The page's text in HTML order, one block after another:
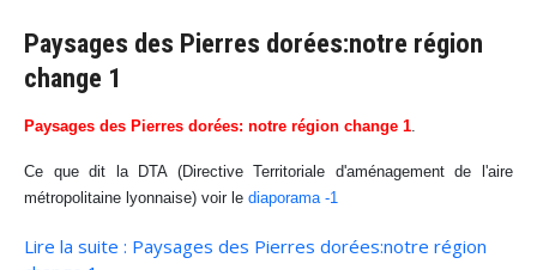
Paysages des Pierres dorées:notre région
change 1
Paysages des Pierres dorées: notre région change 1.
Ce que dit la DTA (Directive Territoriale d'aménagement de l'aire
métropolitaine lyonnaise) voir le diaporama -1
Lire la suite : Paysages des Pierres dorées:notre région